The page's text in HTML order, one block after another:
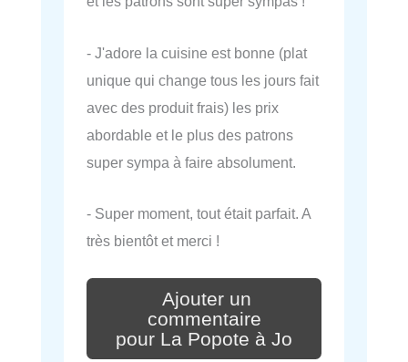
- J'adore la cuisine est bonne (plat
unique qui change tous les jours fait
avec des produit frais) les prix
abordable et le plus des patrons
super sympa à faire absolument.
- Super moment, tout était parfait. A
très bientôt et merci !
Ajouter un
commentaire
pour La Popote à Jo